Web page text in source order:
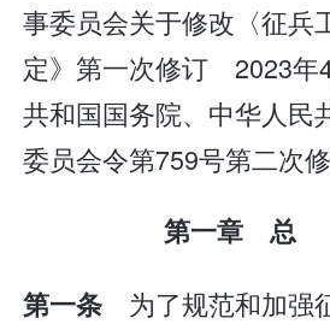
事委员会关于修改〈征兵
定》第一次修订 2023年
共和国国务院、中华人民
委员会令第759号第二次修
第一章
第一条 为了规范和加强